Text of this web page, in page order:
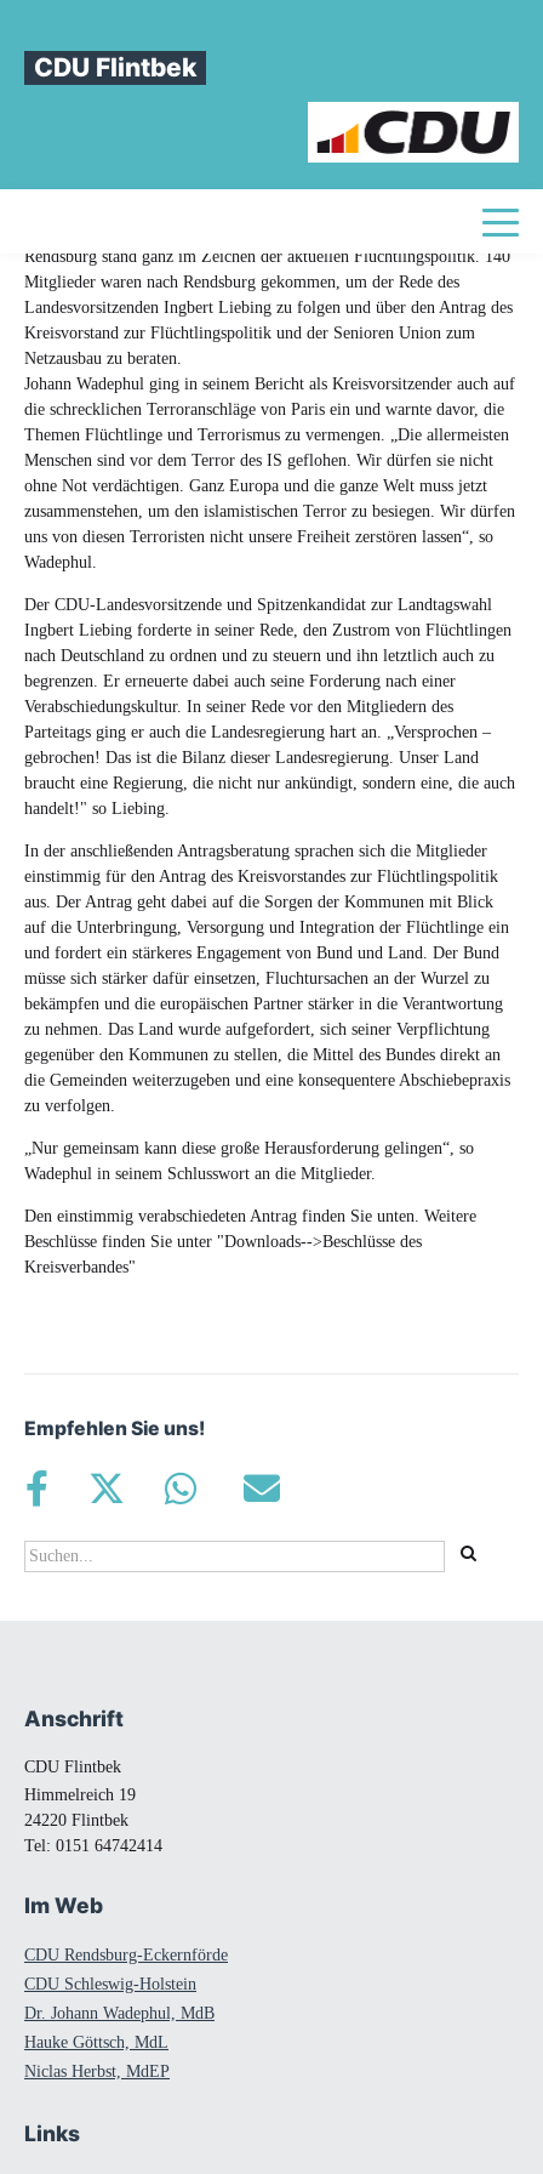
CDU Flintbek
Sie sind hier
CDU-Kreisparteitag:
Flüchtlingspolitik
18.11.2015
Der diesjährige Kreisparteitag am 17. November im ConventGarten in
Rendsburg stand ganz im Zeichen der aktuellen Flüchtlingspolitik. 140
Mitglieder waren nach Rendsburg gekommen, um der Rede des
Landesvorsitzenden Ingbert Liebing zu folgen und über den Antrag des
Kreisvorstand zur Flüchtlingspolitik und der Senioren Union zum
Netzausbau zu beraten.
Johann Wadephul ging in seinem Bericht als Kreisvorsitzender auch auf
die schrecklichen Terroranschläge von Paris ein und warnte davor, die
Themen Flüchtlinge und Terrorismus zu vermengen. „Die allermeisten
Menschen sind vor dem Terror des IS geflohen. Wir dürfen sie nicht
ohne Not verdächtigen. Ganz Europa und die ganze Welt muss jetzt
zusammenstehen, um den islamistischen Terror zu besiegen. Wir dürfen
uns von diesen Terroristen nicht unsere Freiheit zerstören lassen“, so
Wadephul.
Der CDU-Landesvorsitzende und Spitzenkandidat zur Landtagswahl
Ingbert Liebing forderte in seiner Rede, den Zustrom von Flüchtlingen
nach Deutschland zu ordnen und zu steuern und ihn letztlich auch zu
begrenzen. Er erneuerte dabei auch seine Forderung nach einer
Verabschiedungskultur. In seiner Rede vor den Mitgliedern des
Parteitags ging er auch die Landesregierung hart an. „Versprochen –
gebrochen! Das ist die Bilanz dieser Landesregierung. Unser Land
braucht eine Regierung, die nicht nur ankündigt, sondern eine, die auch
handelt!" so Liebing.
In der anschließenden Antragsberatung sprachen sich die Mitglieder
einstimmig für den Antrag des Kreisvorstandes zur Flüchtlingspolitik
aus. Der Antrag geht dabei auf die Sorgen der Kommunen mit Blick
auf die Unterbringung, Versorgung und Integration der Flüchtlinge ein
und fordert ein stärkeres Engagement von Bund und Land. Der Bund
müsse sich stärker dafür einsetzen, Fluchtursachen an der Wurzel zu
bekämpfen und die europäischen Partner stärker in die Verantwortung
zu nehmen. Das Land wurde aufgefordert, sich seiner Verpflichtung
gegenüber den Kommunen zu stellen, die Mittel des Bundes direkt an
die Gemeinden weiterzugeben und eine konsequentere Abschiebepraxis
zu verfolgen.
„Nur gemeinsam kann diese große Herausforderung gelingen“, so
Wadephul in seinem Schlusswort an die Mitglieder.
Den einstimmig verabschiedeten Antrag finden Sie unten. Weitere
Beschlüsse finden Sie unter "Downloads-->Beschlüsse des
Kreisverbandes"
Empfehlen Sie uns!
Suchformular
Suche
Fußbereich
Anschrift
CDU Flintbek
Himmelreich 19
24220 Flintbek
Tel: 0151 64742414
Im Web
CDU Rendsburg-Eckernförde
CDU Schleswig-Holstein
Dr. Johann Wadephul, MdB
Hauke Göttsch, MdL
Niclas Herbst, MdEP
Links